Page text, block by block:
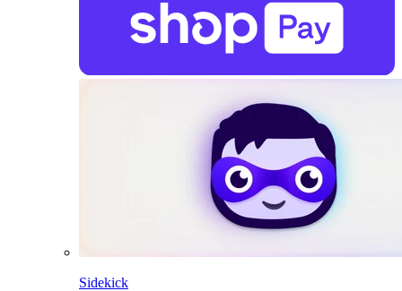
Sidekick